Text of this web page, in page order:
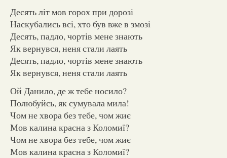
Десять літ мов горох при дорозі
Наскубались всі, хто був вже в змозі
Десять, падло, чортів мене знають
Як вернувся, неня стали лаять
Десять, падло, чортів мене знають
Як вернувся, неня стали лаять
Ой Данило, де ж тебе носило?
Полюбуйсь, як сумувала мила!
Чом не хвора без тебе, чом жиє
Мов калина красна з Коломиї?
Чом не хвора без тебе, чом жиє
Мов калина красна з Коломиї?